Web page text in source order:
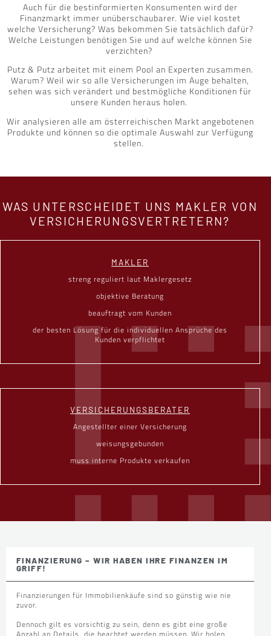
Auch für die bestinformierten Konsumenten wird der
Finanzmarkt immer unüberschaubarer. Wie viel kostet
welche Versicherung? Was bekommen Sie tatsächlich dafür?
Welche Leistungen benötigen Sie und auf welche können Sie
verzichten?
Putz & Putz arbeitet mit einem Pool an Experten zusammen.
Warum? Weil wir so alle Versicherungen im Auge behalten,
sehen was sich verändert und bestmögliche Konditionen für
unsere Kunden heraus holen.
Wir analysieren alle am österreichischen Markt angebotenen
Produkte und können so die optimale Auswahl zur Verfügung
stellen.
WAS UNTERSCHEIDET UNS MAKLER VON
VERSICHERUNGSVERTRETERN?
MAKLER
streng reguliert laut Maklergesetz
objektive Beratung
beauftragt vom Kunden
der besten Lösung für die individuellen Ansprüche des
Kunden verpflichtet
VERSICHERUNGSBERATER
Angestellter einer Versicherung
weisungsgebunden
muss interne Produkte verkaufen
FINANZIERUNG – WIR HABEN IHRE FINANZEN IM
GRIFF!
Finanzierungen für Immobilienkäufe sind so günstig wie nie
zuvor.
Dennoch gilt es vorsichtig zu sein, denn es gibt eine große